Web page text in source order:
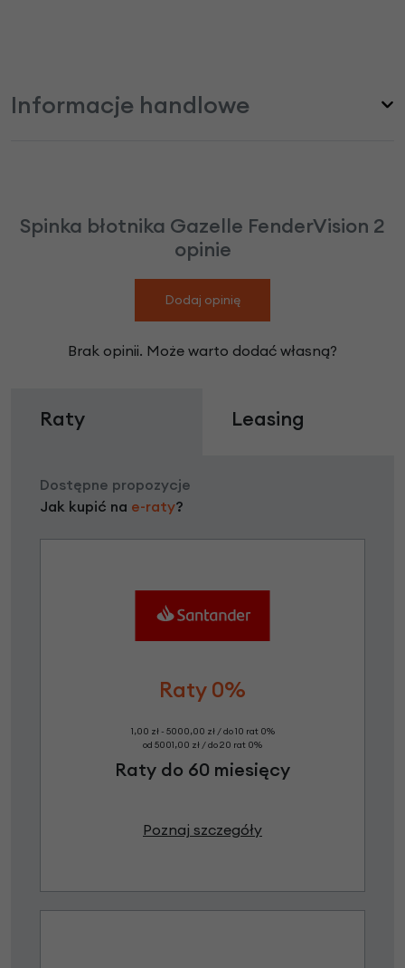
Informacje handlowe
Spinka błotnika Gazelle FenderVision 2
opinie
Dodaj opinię
Brak opinii. Może warto dodać własną?
Raty Leasing
Dostępne propozycje
Jak kupić na e-raty?
Raty 0%
1,00 zł - 5000,00 zł / do 10 rat 0%
od 5001,00 zł / do 20 rat 0%
Raty do 60 miesięcy
Poznaj szczegóły